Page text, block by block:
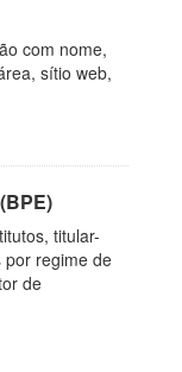
com nome,
sítio web,
titular-
por regime de
de